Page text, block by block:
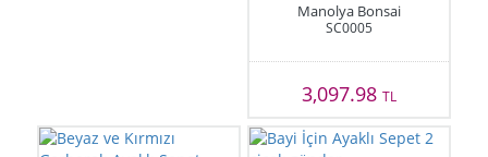
Manolya Bonsai
SC0005
3,097.98 TL